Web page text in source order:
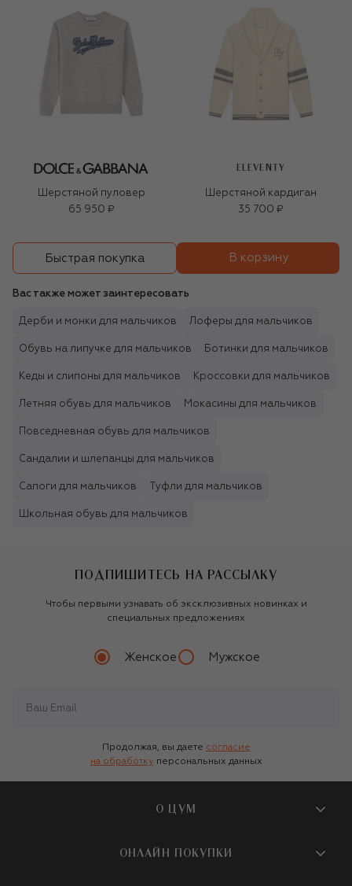
Шерстяной пуловер
65 950 ₽
ELEVENTY
Шерстяной кардиган
35 700 ₽
Быстрая покупка В корзину
Вас также может заинтересовать
Дерби и монки для мальчиков Лоферы для мальчиков
Обувь на липучке для мальчиков Ботинки для мальчиков
Кеды и слипоны для мальчиков Кроссовки для мальчиков
Летняя обувь для мальчиков Мокасины для мальчиков
Повседневная обувь для мальчиков
Сандалии и шлепанцы для мальчиков
Сапоги для мальчиков Туфли для мальчиков
Школьная обувь для мальчиков
ПОДПИШИТЕСЬ НА РАССЫЛКУ
Чтобы первыми узнавать об эксклюзивных новинках и
специальных предложениях
Женское Мужское
Продолжая, вы даете согласие
на обработку персональных данных
О ЦУМ
О магазине
ОНЛАЙН ПОКУПКИ